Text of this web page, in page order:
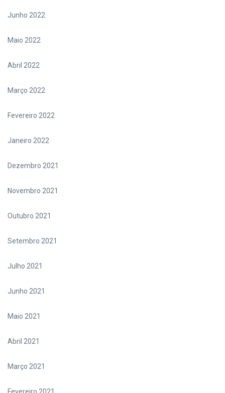
Junho 2022
Maio 2022
Abril 2022
Março 2022
Fevereiro 2022
Janeiro 2022
Dezembro 2021
Novembro 2021
Outubro 2021
Setembro 2021
Julho 2021
Junho 2021
Maio 2021
Abril 2021
Março 2021